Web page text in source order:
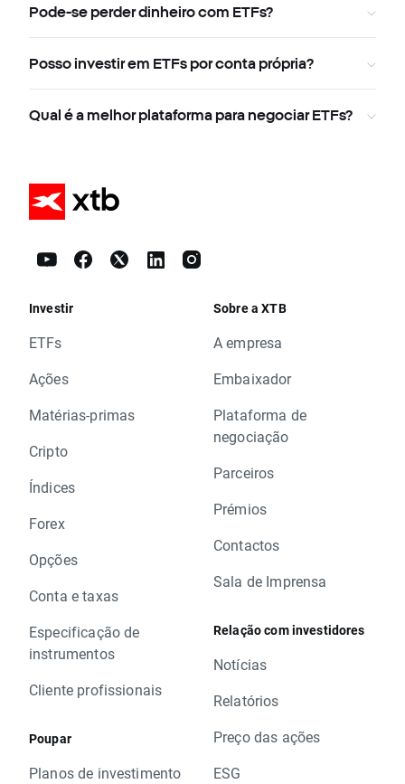
Pode-se perder dinheiro com ETFs?
Posso investir em ETFs por conta própria?
Qual é a melhor plataforma para negociar ETFs?
Investir
ETFs
Ações
Matérias-primas
Cripto
Índices
Forex
Opções
Conta e taxas
Especificação de
instrumentos
Cliente profissionais
Poupar
Planos de investimento
Sobre a XTB
A empresa
Embaixador
Plataforma de
negociação
Parceiros
Prémios
Contactos
Sala de Imprensa
Relação com investidores
Notícias
Relatórios
Preço das ações
ESG